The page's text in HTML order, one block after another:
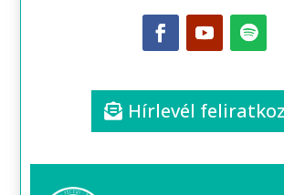
Hírlevél